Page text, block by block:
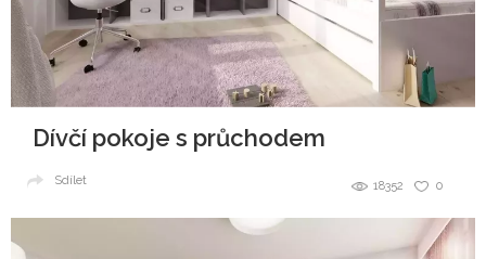
Dívčí pokoje s průchodem
0
18352
Sdílet